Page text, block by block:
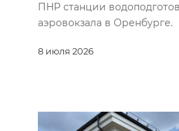
8 июля 2026
ПНР станции
аэровокзала в Оренбурге.